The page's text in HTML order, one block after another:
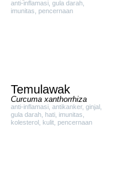
anti-inflamasi gula darah
imunitas
pencernaan
Temulawak
Curcuma xanthorrhiza
anti-inflamasi antikanker, ginjal
gula darah hati imunitas
kolesterol kulit pencernaan